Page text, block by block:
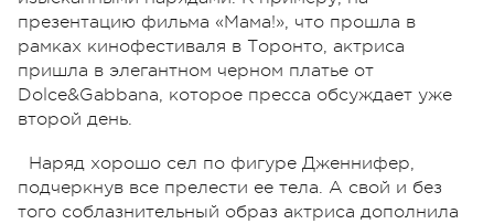
презентацию фильма «Мама!», что прошла в
рамках кинофестиваля в Торонто, актриса
пришла в элегантном черном платье от
Dolce&Gabbana, которое пресса обсуждает уже
второй день.
Наряд хорошо сел по фигуре Дженнифер,
подчеркнув все прелести ее тела. А свой и без
того соблазнительный образ актриса дополнила